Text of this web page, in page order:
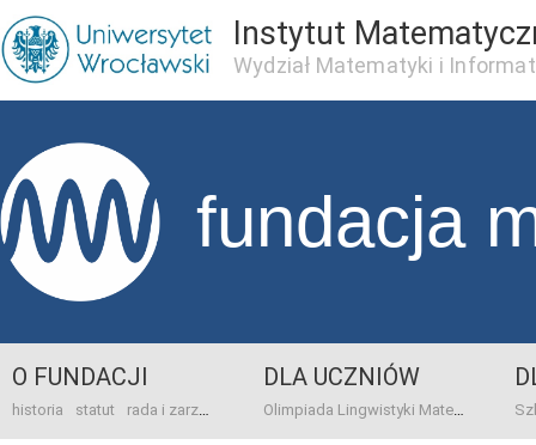
Instytut
Wydział Matematyki i
fundacja
O FUNDACJI
historia statut rada i zarząd dane bankowo-adresowe kontakt
DLA UCZNIÓW
Olimpiada Lingwistyki Matematycznej